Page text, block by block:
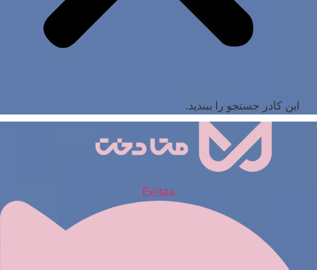
این کادر جستجو را ببندید.
Eeitaa